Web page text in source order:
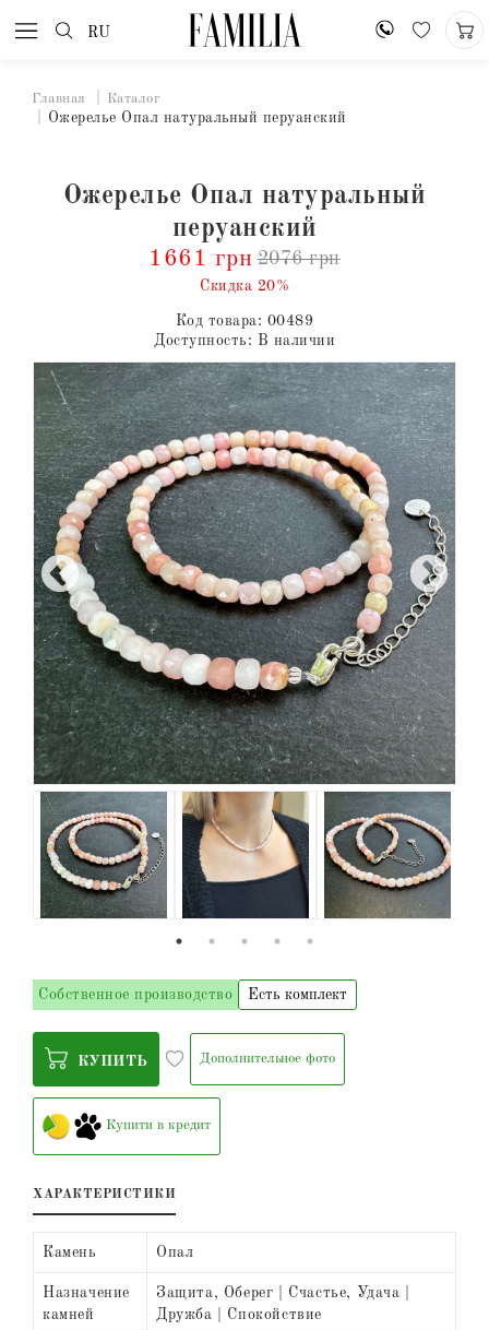
RU
Главная Каталог
Ожерелье Опал натуральный перуанский
Ожерелье Опал натуральный
перуанский
1661 грн 2076 грн
Скидка 20%
Код товара: 00489
Доступность: В наличии
Собственное производство Есть комплект
КУПИТЬ Дополнительное фото
Купити в кредит
ХАРАКТЕРИСТИКИ
Камень Опал
Назначение
камней
Защита, Оберег | Счастье, Удача |
Дружба | Спокойствие